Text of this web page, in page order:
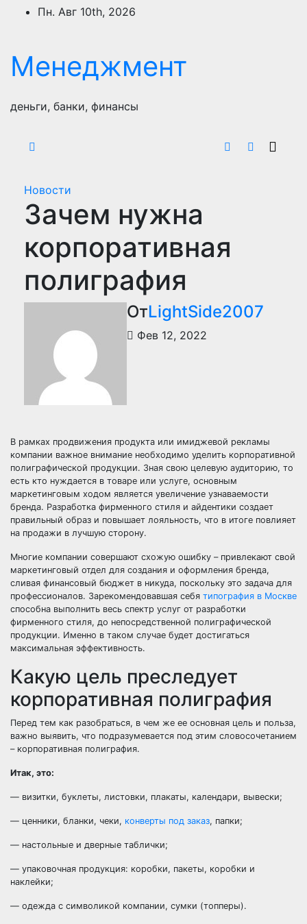
ПерейтиПн. Авг 10th, 2026
Менеджмент
деньги, банки, финансы
Новости
Зачем нужна
корпоративная
полиграфия
ОтLightSide2007
Фев 12, 2022
В рамках продвижения продукта или имиджевой рекламы
компании важное внимание необходимо уделить корпоративной
полиграфической продукции. Зная свою целевую аудиторию, то
есть кто нуждается в товаре или услуге, основным
маркетинговым ходом является увеличение узнаваемости
бренда. Разработка фирменного стиля и айдентики создает
правильный образ и повышает лояльность, что в итоге повлияет
на продажи в лучшую сторону.
Многие компании совершают схожую ошибку – привлекают свой
маркетинговый отдел для создания и оформления бренда,
сливая финансовый бюджет в никуда, поскольку это задача для
профессионалов. Зарекомендовавшая себя типография в Москве
способна выполнить весь спектр услуг от разработки
фирменного стиля, до непосредственной полиграфической
продукции. Именно в таком случае будет достигаться
максимальная эффективность.
Какую цель преследует
корпоративная полиграфия
Перед тем как разобраться, в чем же ее основная цель и польза,
важно выявить, что подразумевается под этим словосочетанием
– корпоративная полиграфия.
Итак, это:
— визитки, буклеты, листовки, плакаты, календари, вывески;
— ценники, бланки, чеки, конверты под заказ, папки;
— настольные и дверные таблички;
— упаковочная продукция: коробки, пакеты, коробки и
наклейки;
— одежда с символикой компании, сумки (топперы).